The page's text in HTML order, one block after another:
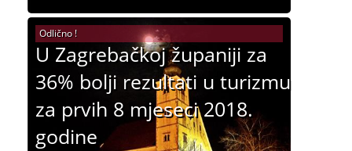
U Zagrebačkoj županiji za
36% bolji rezultati u turizmu
za prvih 8 mjeseci 2018.
godine
Odlično !